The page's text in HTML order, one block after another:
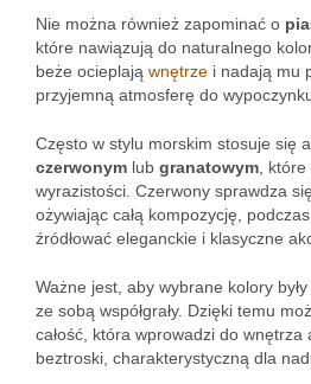
Nie można również zapominać o
które nawiązują do naturalnego
beże ocieplają wnętrze i nadają mu
przyjemną atmosferę do
Często w stylu morskim stosuje się
czerwonym lub granatowym ,
wyrazistości. Czerwony sprawdza
ożywiając całą kompozycję,
źródłować eleganckie i klasyczne
Ważne jest, aby wybrane kolory
ze sobą współgrały. Dzięki temu
całość, która wprowadzi do
beztroski, charakterystyczną dla